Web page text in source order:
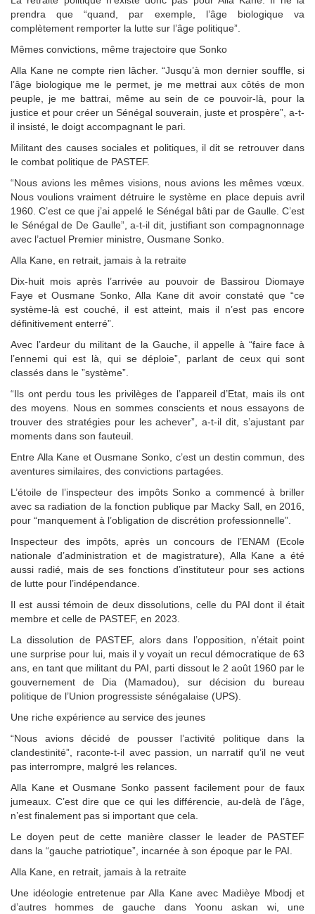
prendra que “quand, par exemple, l’âge biologique va
complètement remporter la lutte sur l’âge politique”.
Mêmes convictions, même trajectoire que Sonko
Alla Kane ne compte rien lâcher. “Jusqu’à mon dernier souffle, si
l’âge biologique me le permet, je me mettrai aux côtés de mon
peuple, je me battrai, même au sein de ce pouvoir-là, pour la
justice et pour créer un Sénégal souverain, juste et prospère”, a-t-
il insisté, le doigt accompagnant le pari.
Militant des causes sociales et politiques, il dit se retrouver dans
le combat politique de PASTEF.
“Nous avions les mêmes visions, nous avions les mêmes vœux.
Nous voulions vraiment détruire le système en place depuis avril
1960. C’est ce que j’ai appelé le Sénégal bâti par de Gaulle. C’est
le Sénégal de De Gaulle”, a-t-il dit, justifiant son compagnonnage
avec l’actuel Premier ministre, Ousmane Sonko.
Alla Kane, en retrait, jamais à la retraite
Dix-huit mois après l’arrivée au pouvoir de Bassirou Diomaye
Faye et Ousmane Sonko, Alla Kane dit avoir constaté que “ce
système-là est couché, il est atteint, mais il n’est pas encore
définitivement enterré”.
Avec l’ardeur du militant de la Gauche, il appelle à “faire face à
l’ennemi qui est là, qui se déploie”, parlant de ceux qui sont
classés dans le ”système”.
“Ils ont perdu tous les privilèges de l’appareil d’Etat, mais ils ont
des moyens. Nous en sommes conscients et nous essayons de
trouver des stratégies pour les achever”, a-t-il dit, s’ajustant par
moments dans son fauteuil.
Entre Alla Kane et Ousmane Sonko, c’est un destin commun, des
aventures similaires, des convictions partagées.
L’étoile de l’inspecteur des impôts Sonko a commencé à briller
avec sa radiation de la fonction publique par Macky Sall, en 2016,
pour “manquement à l’obligation de discrétion professionnelle”.
Inspecteur des impôts, après un concours de l’ENAM (Ecole
nationale d’administration et de magistrature), Alla Kane a été
aussi radié, mais de ses fonctions d’instituteur pour ses actions
de lutte pour l’indépendance.
Il est aussi témoin de deux dissolutions, celle du PAI dont il était
membre et celle de PASTEF, en 2023.
La dissolution de PASTEF, alors dans l’opposition, n’était point
une surprise pour lui, mais il y voyait un recul démocratique de 63
ans, en tant que militant du PAI, parti dissout le 2 août 1960 par le
gouvernement de Dia (Mamadou), sur décision du bureau
politique de l’Union progressiste sénégalaise (UPS).
Une riche expérience au service des jeunes
“Nous avions décidé de pousser l’activité politique dans la
clandestinité”, raconte-t-il avec passion, un narratif qu’il ne veut
pas interrompre, malgré les relances.
Alla Kane et Ousmane Sonko passent facilement pour de faux
jumeaux. C’est dire que ce qui les différencie, au-delà de l’âge,
n’est finalement pas si important que cela.
Le doyen peut de cette manière classer le leader de PASTEF
dans la “gauche patriotique”, incarnée à son époque par le PAI.
Alla Kane, en retrait, jamais à la retraite
Une idéologie entretenue par Alla Kane avec Madièye Mbodj et
d’autres hommes de gauche dans Yoonu askan wi, une